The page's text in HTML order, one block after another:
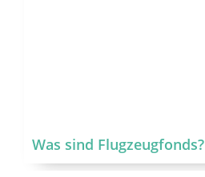
Was sind Flugzeugfonds?